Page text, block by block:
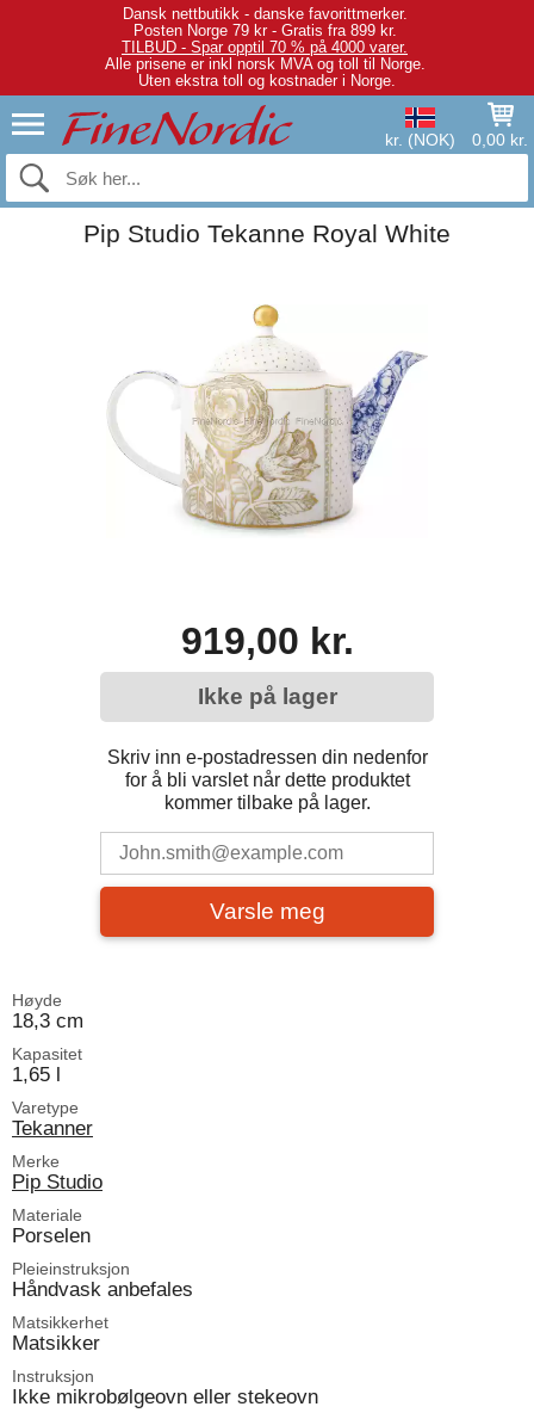
Dansk nettbutikk - danske favorittmerker.
Posten Norge 79 kr - Gratis fra 899 kr.
TILBUD - Spar opptil 70 % på 4000 varer.
Alle prisene er inkl norsk MVA og toll til Norge.
Uten ekstra toll og kostnader i Norge.
kr. (NOK) 0,00 kr.
Pip Studio Tekanne Royal White
919,00 kr.
Ikke på lager
Skriv inn e-postadressen din nedenfor
for å bli varslet når dette produktet
kommer tilbake på lager.
Varsle meg
Høyde
18,3 cm
Kapasitet
1,65 l
Varetype
Tekanner
Merke
Pip Studio
Materiale
Porselen
Pleieinstruksjon
Håndvask anbefales
Matsikkerhet
Matsikker
Instruksjon
Ikke mikrobølgeovn eller stekeovn